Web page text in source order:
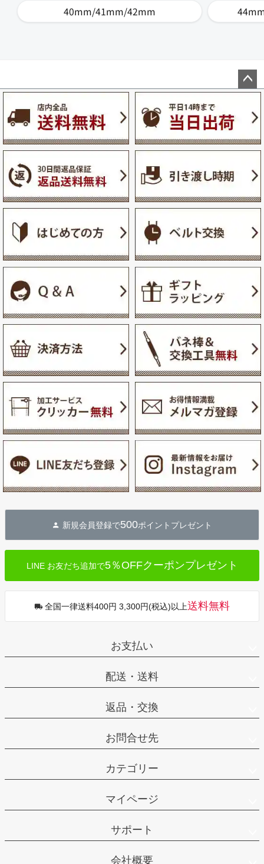
40mm/41mm/42mm
ペー
ップ
新規会員登録で500ポイントプレゼント
LINE お友だち追加で5％OFFクーポンプレゼント
全国一律送料400円 3,300円(税込)以上送料無料
お支払い
配送・送料
返品・交換
お問合せ先
カテゴリー
マイページ
サポート
会社概要